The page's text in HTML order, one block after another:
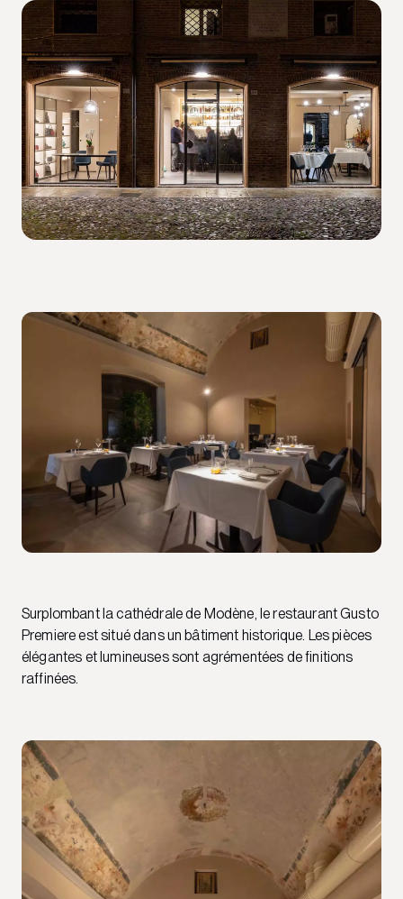
Surplombant la cathédrale de Modène, le restaurant Gusto
Premiere est situé dans un bâtiment historique. Les pièces
élégantes et lumineuses sont agrémentées de finitions
raffinées.